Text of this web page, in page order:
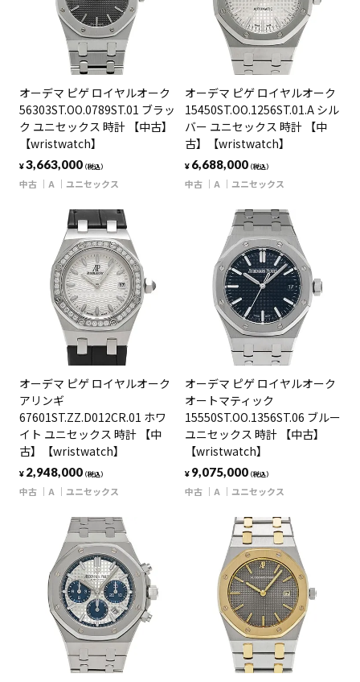
オーデマ ピゲ ロイヤルオーク
56303ST.OO.0789ST.01 ブラッ
ク ユニセックス 時計 【中古】
【wristwatch】
¥3,663,000（税込）
中古 A ユニセックス
オーデマ ピゲ ロイヤルオーク
15450ST.OO.1256ST.01.A シル
バー ユニセックス 時計 【中
古】【wristwatch】
¥ 6,688,000（税込）
中古 A ユニセックス
オーデマ ピゲ ロイヤルオーク
アリンギ
67601ST.ZZ.D012CR.01 ホワ
イト ユニセックス 時計 【中
古】【wristwatch】
¥ 2,948,000（税込）
中古 A ユニセックス
オーデマ ピゲ ロイヤルオーク
オートマティック
15550ST.OO.1356ST.06 ブルー
ユニセックス 時計 【中古】
【wristwatch】
¥ 9,075,000（税込）
中古 A ユニセックス